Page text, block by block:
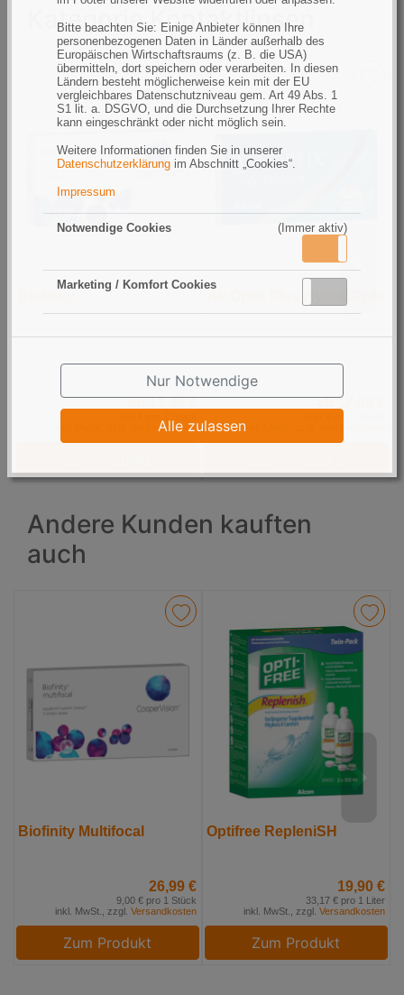
Bitte beachten Sie: Einige Anbieter können Ihre
personenbezogenen Daten in Länder außerhalb des
Europäischen Wirtschaftsraums (z. B. die USA)
übermitteln, dort speichern oder verarbeiten. In diesen
Ländern besteht möglicherweise kein mit der EU
vergleichbares Datenschutzniveau gem. Art 49 Abs. 1
S1 lit. a. DSGVO, und die Durchsetzung Ihrer Rechte
kann eingeschränkt oder nicht möglich sein.
Weitere Informationen finden Sie in unserer
Datenschutzerklärung im Abschnitt „Cookies“.
Impressum
Notwendige Cookies (Immer aktiv)
Marketing / Komfort Cookies
Nur Notwendige
Alle zulassen
Kategorie Kontaktlinsen
ab 13,49 €
Versandkosten
ab 17,90 €
inkl. MwSt., zzgl.
Andere Kunden kauften
auch
Biofinity Multifocal
26,99 €
9,00 € pro 1 Stück
inkl. MwSt., zzgl. Versandkosten
Zum Produkt
Optifree RepleniSH
19,90 €
33,17 € pro 1 Liter
inkl. MwSt., zzgl. Versandkosten
Zum Produkt